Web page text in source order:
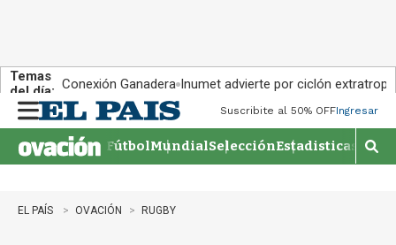
Temas
del día: Conexión Ganadera Inumet advierte por ciclón
n
u
Suscribite al 50% OFFIngresar
FútbolMundialSelecciónEstadisticas
M
o
EL PAÍS OVACIÓN RUGBY